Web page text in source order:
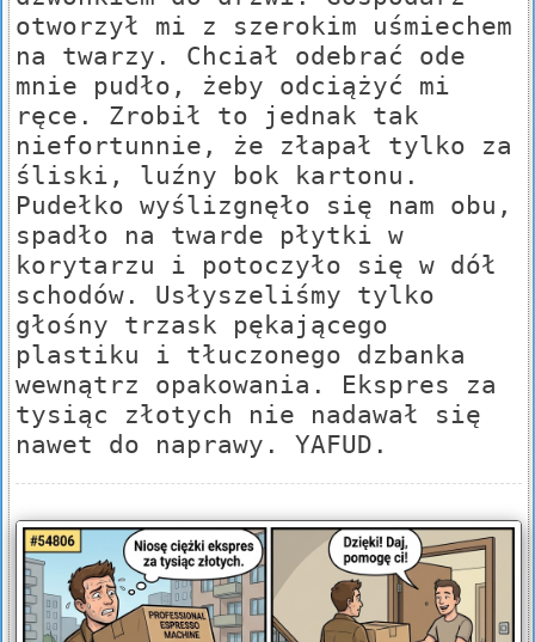
otworzył mi z szerokim uśmiechem
na twarzy. Chciał odebrać ode
mnie pudło, żeby odciążyć mi
ręce. Zrobił to jednak tak
niefortunnie, że złapał tylko za
śliski, luźny bok kartonu.
Pudełko wyślizgnęło się nam obu,
spadło na twarde płytki w
korytarzu i potoczyło się w dół
schodów. Usłyszeliśmy tylko
głośny trzask pękającego
plastiku i tłuczonego dzbanka
wewnątrz opakowania. Ekspres za
tysiąc złotych nie nadawał się
nawet do naprawy. YAFUD.